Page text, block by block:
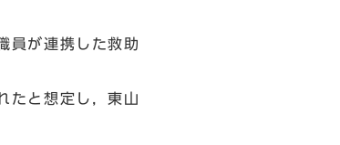
員が連携した救助
たと想定し，東山